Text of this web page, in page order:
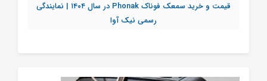
قیمت و خرید سمعک فوناک Phonak در سال ۱۴۰۴ | نمایندگی
رسمی نیک آوا